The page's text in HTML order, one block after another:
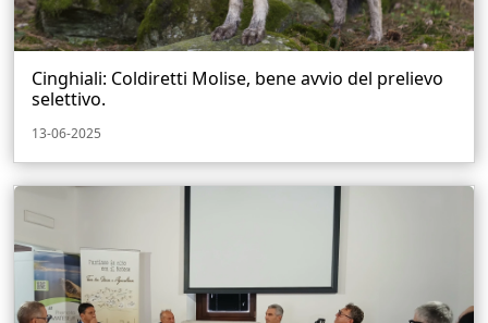
Cinghiali: Coldiretti Molise, bene avvio del prelievo
selettivo.
13-06-2025